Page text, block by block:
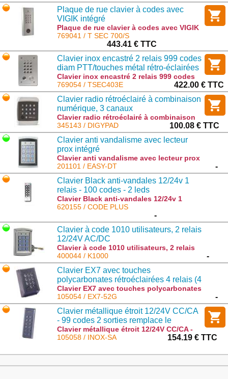
Plaque de rue clavier à codes avec
VIGIK intégré
Plaque de rue clavier à codes avec VIGIK
intégré : T SEC 700/S
769041 / T SEC 700/S
443.41 € TTC
Clavier inox encastré 2 relais 999 codes
diam PTT/touches métal rétro-éclairées
Clavier inox encastré 2 relais 999 codes
diam PTT/touches métal rétro-éclairées :
TSEC403E
769054 / TSEC403E
422.00 € TTC
Clavier radio rétroéclairé à combinaison
numérique, 3 canaux
Clavier radio rétroéclairé à combinaison
numérique, 3 canaux : DIGYPAD
345143 / DIGYPAD
100.08 € TTC
Clavier anti vandalisme avec lecteur
prox intégré
Clavier anti vandalisme avec lecteur prox
intégré : EASY-DT
201101 / EASY-DT
-
Clavier Black anti-vandales 12/24v 1
relais - 100 codes - 2 leds
Clavier Black anti-vandales 12/24v 1
relais - 100 codes - 2 leds : CODE PLUS
620155 / CODE PLUS
-
Clavier à code 1010 utilisateurs, 2 relais
12/24V AC/DC
Clavier à code 1010 utilisateurs, 2 relais
12/24V AC/DC : K1000
400044 / K1000
-
Clavier EX7 avec touches
polycarbonates rétroéclairées 4 relais (4
x 2A) - 99 codes
Clavier EX7 avec touches polycarbonates
rétroéclairées 4 relais (4 x 2A) - 99 codes
: EX7-52G
105054 / EX7-52G
-
Clavier métallique étroit 12/24V CC/CA
- 99 codes 2 sorties remplace le
INOX99-C
Clavier métallique étroit 12/24V CC/CA -
99 codes 2 sorties remplace le INOX99-C :
105058 / INOX-SA 154.19 € TTC